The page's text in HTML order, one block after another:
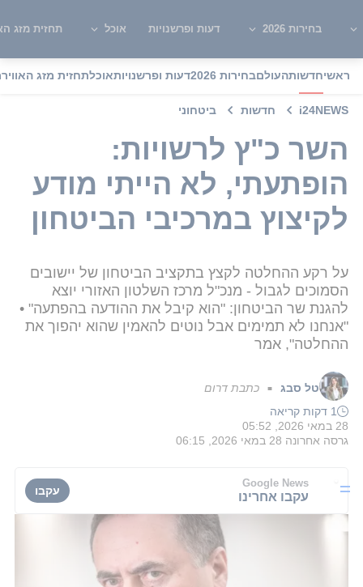
בחירות 2026 דעות ופרשנויות אוכל תחזית מזג
ראשיחדשותהעולםבחירות 2026 דעות ופרשנויותאוכלתחזית מזג האוויר
i24NEWS חדשות ביטחוני
השר כ"ץ לרשויות:
הופתעתי, לא הייתי מודע
לקיצוץ במרכיבי הביטחון
על רקע ההחלטה לקצץ בתקציב הביטחון של יישובים
הסמוכים לגבול - מנכ"ל מרכז השלטון האזורי יוצא
להגנת שר הביטחון: "הוא קיבל את ההודעה בהפתעה" •
"אנחנו לא תמימים אבל נוטים להאמין שהוא יהפוך את
ההחלטה", אמר
טל סבג ■ כתבת דרום
1 דקות קריאה
28 במאי 2026, 05:52
גרסה אחרונה 28 במאי 2026, 06:15
Google News
עקבו אחרינו עקבו